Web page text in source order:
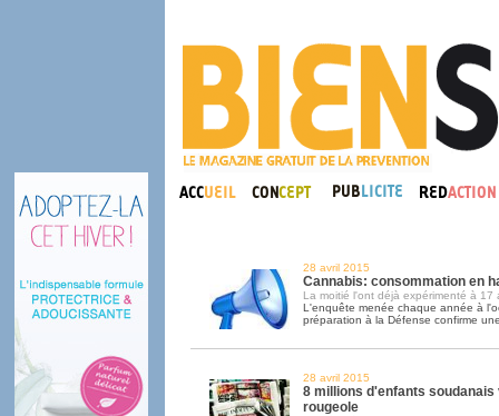
28 avril 2015
Cannabis: consommation en
La moitié l'ont déjà expérimenté à 17
L'enquête menée chaque année à
préparation à la Défense confirme
28 avril 2015
8 millions d'enfants
rougeole